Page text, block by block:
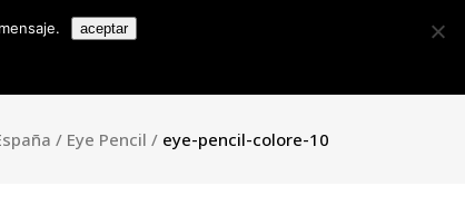
Contacto
/ Eye Pencil / eye-pencil-colore-10
aceptar